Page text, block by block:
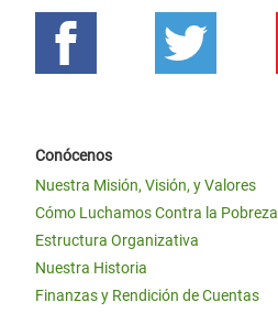
Conócenos
Nuestra Misión, Visión, y Valores
Cómo Luchamos Contra la Pobreza
Estructura Organizativa
Nuestra Historia
Finanzas y Rendición de Cuentas